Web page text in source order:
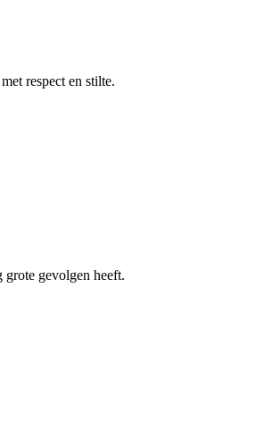
respect en stilte.
grote gevolgen heeft.